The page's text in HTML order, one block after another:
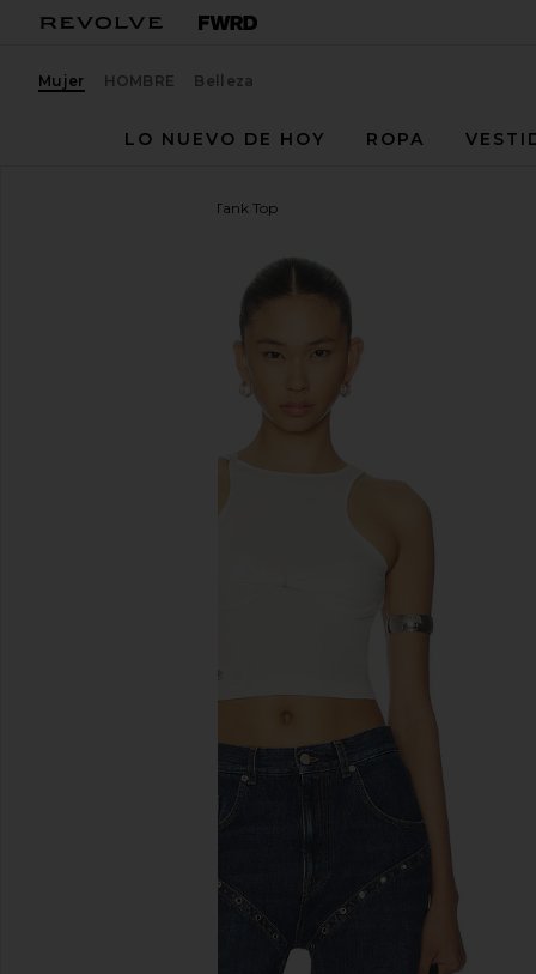
Mujer HOMBRE Belleza
LO NUEVO DE HOY
ROPA
Umilis Tank Top
favoritoPalmatic Studio Umilis Tank Top in White